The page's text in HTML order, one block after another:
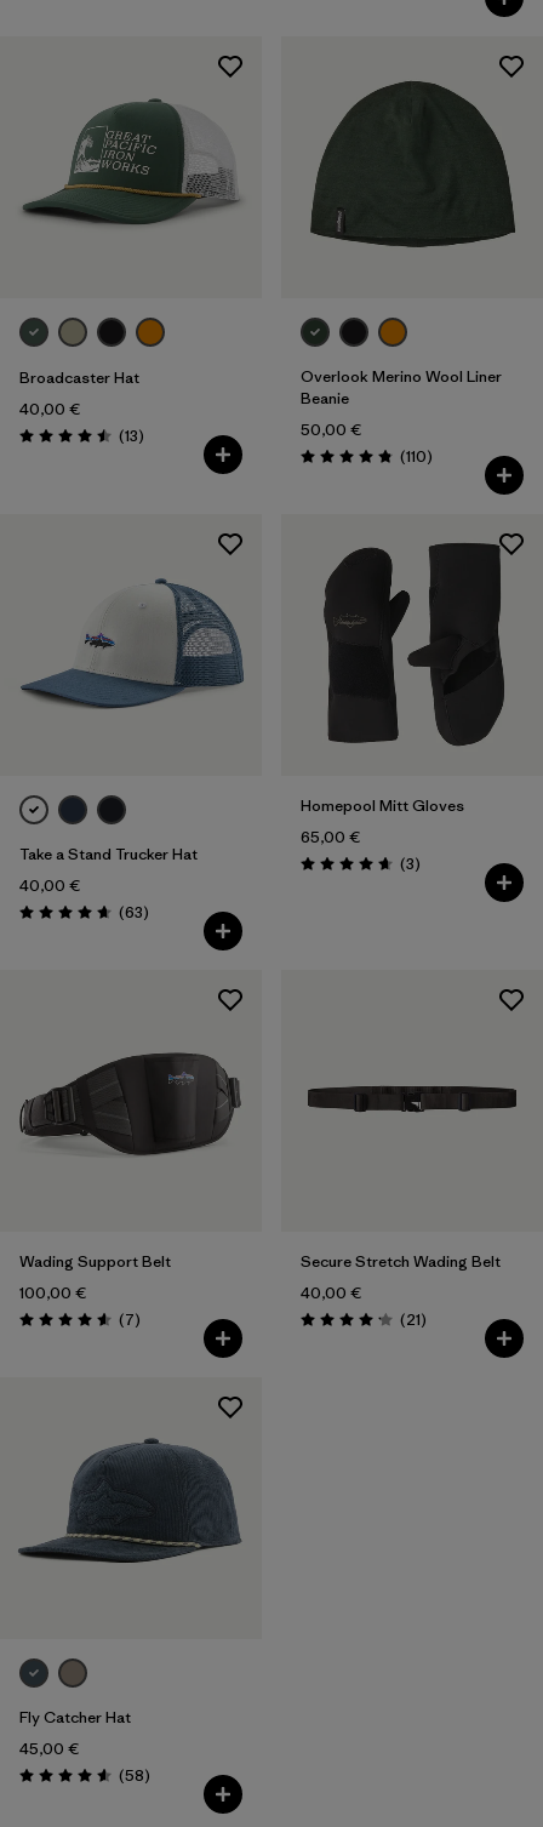
Broadcaster Hat
40,00 €
Bewertung: 4.5 / 5
(13Rezensionen
)
Overlook Merino Wool Liner
Beanie
50,00 €
Bewertung: 4.8 / 5
(110Rezensionen
)
Take a Stand Trucker Hat
40,00 €
Bewertung: 4.7 / 5
(63Rezensionen
)
Homepool Mitt Gloves
65,00 €
Bewertung: 4.7 / 5
(3Rezensionen
)
Wading Support Belt
100,00 €
Bewertung: 4.6 / 5
(7Rezensionen
)
Secure Stretch Wading Belt
40,00 €
Bewertung: 4.2 / 5
(21Rezensionen
)
Fly Catcher Hat
45,00 €
Bewertung: 4.6 / 5
(58Rezensionen
)